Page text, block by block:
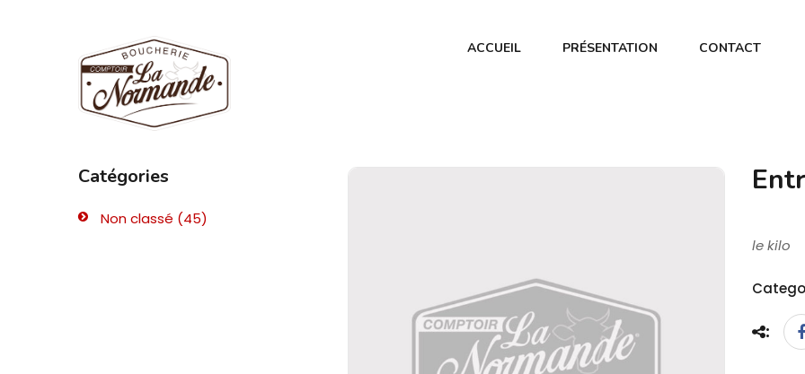
ACCUEIL PRÉSENTATION CONTACT
Catégories
Non classé (45)
le kilo